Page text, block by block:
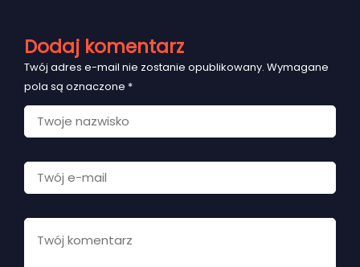
Dodaj komentarz
Twój adres e-mail nie zostanie opublikowany. Wymagane
pola są oznaczone *